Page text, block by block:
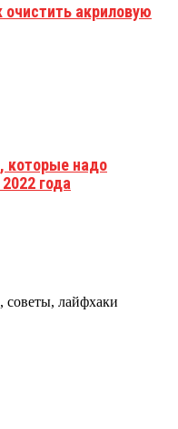
акриловую
которые надо
года
лайфхаки